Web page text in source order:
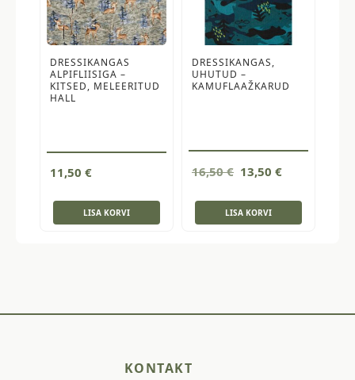
DRESSIKANGAS
ALPIFLIISIGA –
KITSED, MELEERITUD
HALL
11,50 €
LISA KORVI
DRESSIKANGAS,
UHUTUD –
KAMUFLAAŽKARUD
16,50€ Algne
oli:
16,50 €.
13,50 €Current
is:
LISA KORVI
KONTAKT